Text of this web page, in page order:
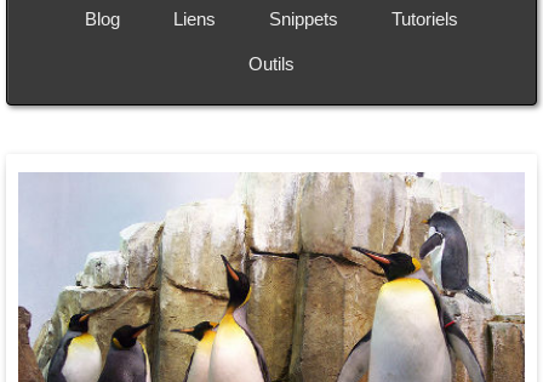
Blog Liens Snippets Tutoriels
Outils